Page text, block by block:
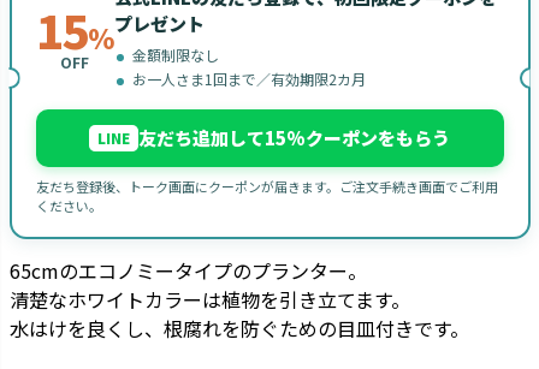
15%
OFF
プレゼント
金額制限なし
お一人さま1回まで／有効期限2カ月
LINE 友だち追加して15%クーポンをもらう
友だち登録後、トーク画面にクーポンが届きます。ご注文手続き画面でご利用
ください。
65cmのエコノミータイプのプランター。
清楚なホワイトカラーは植物を引き立てます。
水はけを良くし、根腐れを防ぐための目皿付きです。